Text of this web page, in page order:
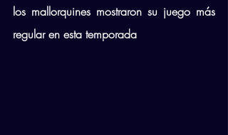
los mallorquines mostraron su juego más
regular en esta temporada